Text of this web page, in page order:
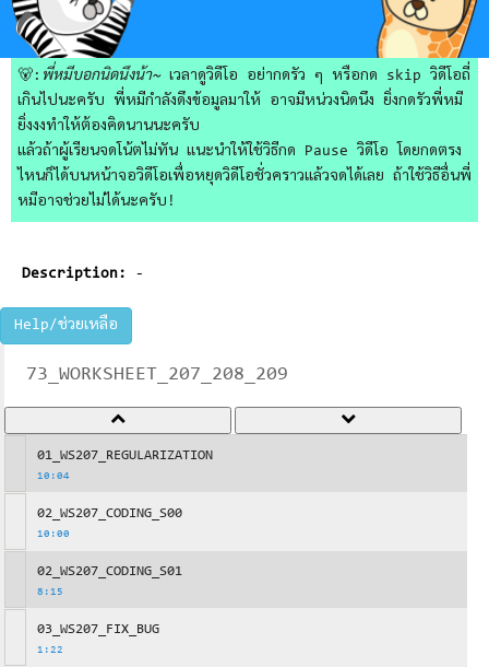
🐻: พี่หมีบอกนิดนึงน้า~เวลาดูวิดีโอ อย่ากดรัว ๆ หรือกด skip วิดีโอถี่
เกินไปนะครับ พี่หมีกำลังดึงข้อมูลมาให้ อาจมีหน่วงนิดนึง ยิ่งกดรัวพี่หมี
ยิ่งงงทำให้ต้องคิดนานนะครับ
แล้วถ้าผู้เรียนจดโน้ตไม่ทัน แนะนำให้ใช้วิธีกด Pause วิดีโอ โดยกดตรง
ไหนก็ได้บนหน้าจอวิดีโอเพื่อหยุดวิดีโอชั่วคราวแล้วจดได้เลย ถ้าใช้วิธีอื่นพี่
หมีอาจช่วยไม่ได้นะครับ!
Description: -
Help/ช่วยเหลือ
73_WORKSHEET_207_208_209
01_WS207_REGULARIZATION
10:04
02_WS207_CODING_S00
10:00
02_WS207_CODING_S01
8:15
03_WS207_FIX_BUG
1:22